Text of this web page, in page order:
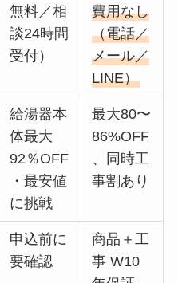
無料／相
談24時間
受付）
費用なし
（電話／
メール／
LINE）
給湯器本
体最大
92％OFF
・最安値
に挑戦
最大80〜
86%OFF
、同時工
事割あり
申込前に
要確認
商品＋工
事 W10